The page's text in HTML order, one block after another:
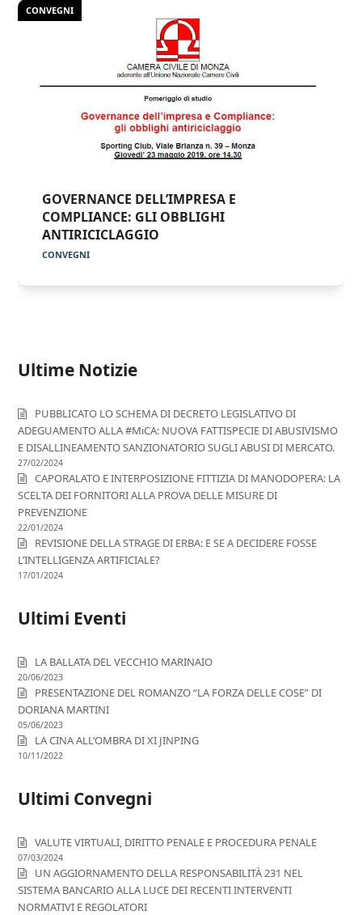
CONVEGNI
GOVERNANCE DELL’IMPRESA E
COMPLIANCE: GLI OBBLIGHI
ANTIRICICLAGGIO
CONVEGNI
Ultime Notizie
PUBBLICATO LO SCHEMA DI DECRETO LEGISLATIVO DI
ADEGUAMENTO ALLA #MiCA: NUOVA FATTISPECIE DI ABUSIVISMO
E DISALLINEAMENTO SANZIONATORIO SUGLI ABUSI DI MERCATO.
27/02/2024
CAPORALATO E INTERPOSIZIONE FITTIZIA DI MANODOPERA: LA
SCELTA DEI FORNITORI ALLA PROVA DELLE MISURE DI
PREVENZIONE
22/01/2024
REVISIONE DELLA STRAGE DI ERBA: E SE A DECIDERE FOSSE
L’INTELLIGENZA ARTIFICIALE?
17/01/2024
Ultimi Eventi
LA BALLATA DEL VECCHIO MARINAIO
20/06/2023
PRESENTAZIONE DEL ROMANZO “LA FORZA DELLE COSE” DI
DORIANA MARTINI
05/06/2023
LA CINA ALL’OMBRA DI XI JINPING
10/11/2022
Ultimi Convegni
VALUTE VIRTUALI, DIRITTO PENALE E PROCEDURA PENALE
07/03/2024
UN AGGIORNAMENTO DELLA RESPONSABILITÀ 231 NEL
SISTEMA BANCARIO ALLA LUCE DEI RECENTI INTERVENTI
NORMATIVI E REGOLATORI